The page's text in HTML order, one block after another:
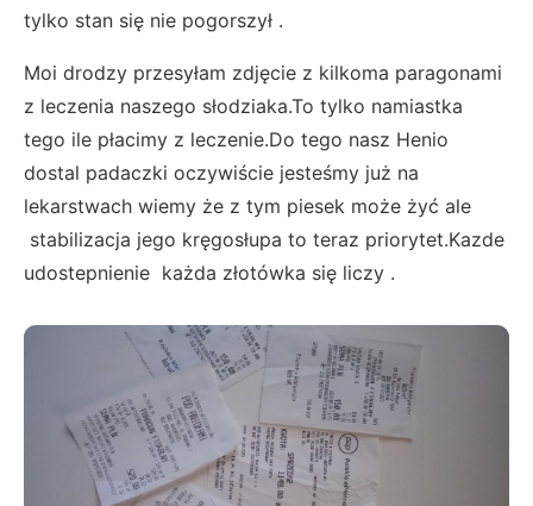
tylko stan się nie pogorszył .
Moi drodzy przesyłam zdjęcie z kilkoma paragonami
z leczenia naszego słodziaka.To tylko namiastka
tego ile płacimy z leczenie.Do tego nasz Henio
dostal padaczki oczywiście jesteśmy już na
lekarstwach wiemy że z tym piesek może żyć ale
stabilizacja jego kręgosłupa to teraz priorytet.Kazde
udostepnienie każda złotówka się liczy .